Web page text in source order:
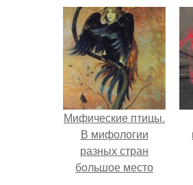
Мифические птицы.
В мифологии
разных стран
большое место